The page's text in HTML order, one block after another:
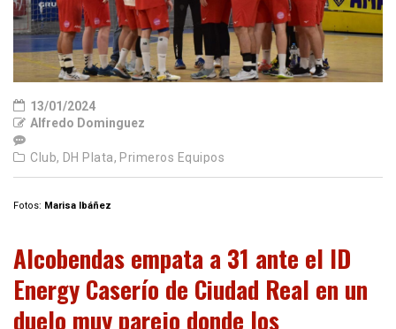
13/01/2024
Alfredo Dominguez
Club, DH Plata, Primeros Equipos
Fotos: Marisa Ibáñez
Alcobendas empata a 31 ante el ID
Energy Caserío de Ciudad Real en un
duelo muy parejo donde los